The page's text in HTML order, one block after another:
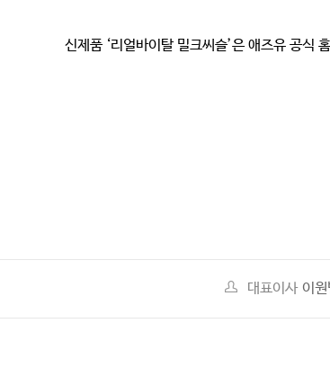
신제품 ‘리얼바이탈 밀크씨슬’은 애즈유 공식
대표이사 이원